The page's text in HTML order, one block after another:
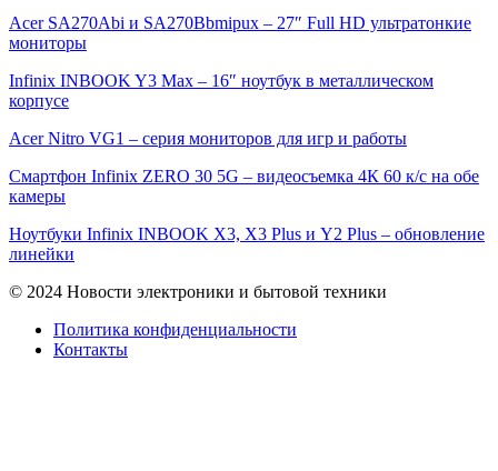
Acer SA270Abi и SA270Bbmipux – 27″ Full HD ультратонкие
мониторы
Infinix INBOOK Y3 Max – 16″ ноутбук в металлическом
корпусе
Acer Nitro VG1 – серия мониторов для игр и работы
Смартфон Infinix ZERO 30 5G – видеосъемка 4К 60 к/с на обе
камеры
Ноутбуки Infinix INBOOK X3, X3 Plus и Y2 Plus – обновление
линейки
© 2024 Новости электроники и бытовой техники
Политика конфиденциальности
Контакты